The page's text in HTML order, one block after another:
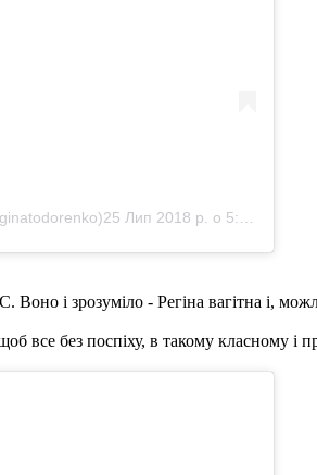
25 Лип 2018 р. о 5:44 PDT
і зрозуміло - Регіна вагітна і,
все без поспіху, в такому